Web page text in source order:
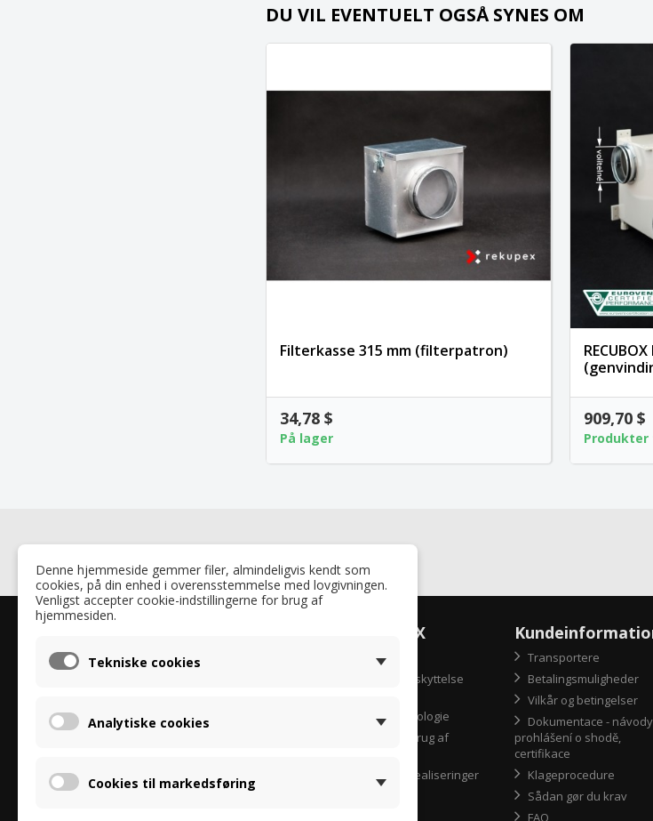
DU VIL EVENTUELT OGSÅ SYNES OM
Filterkasse 315 mm (filterpatron)
34,78 $
På lager
909,70 $
Vi specialiserer os i entalpi-varmevekslere til
Proxon-Zimmerman, Tecalor, Vallox og andre. Vi
tilbyder både separate rekuperatorer og
Vores partnerskab med RECUTECH sikrer
Om RekupeX
Persondatabeskyttelse
Recyklace a ekologie
Erklæring om brug af
Fotogalleri af realiseringer
Transportere
Betalingsmuligheder
Vilkår og betingelser
Dokumentace -
prohlášení o shodě,
certifikace
Klageprocedure
Sådan gør du krav
FAQ
Denne hjemmeside gemmer filer, almindeligvis kendt som
cookies, på din enhed i overensstemmelse med lovgivningen.
Venligst accepter cookie-indstillingerne for brug af
hjemmesiden.
Tekniske cookies
Analytiske cookies
Cookies til markedsføring